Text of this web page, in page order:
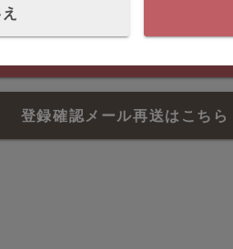
登録確認メール再送はこちら